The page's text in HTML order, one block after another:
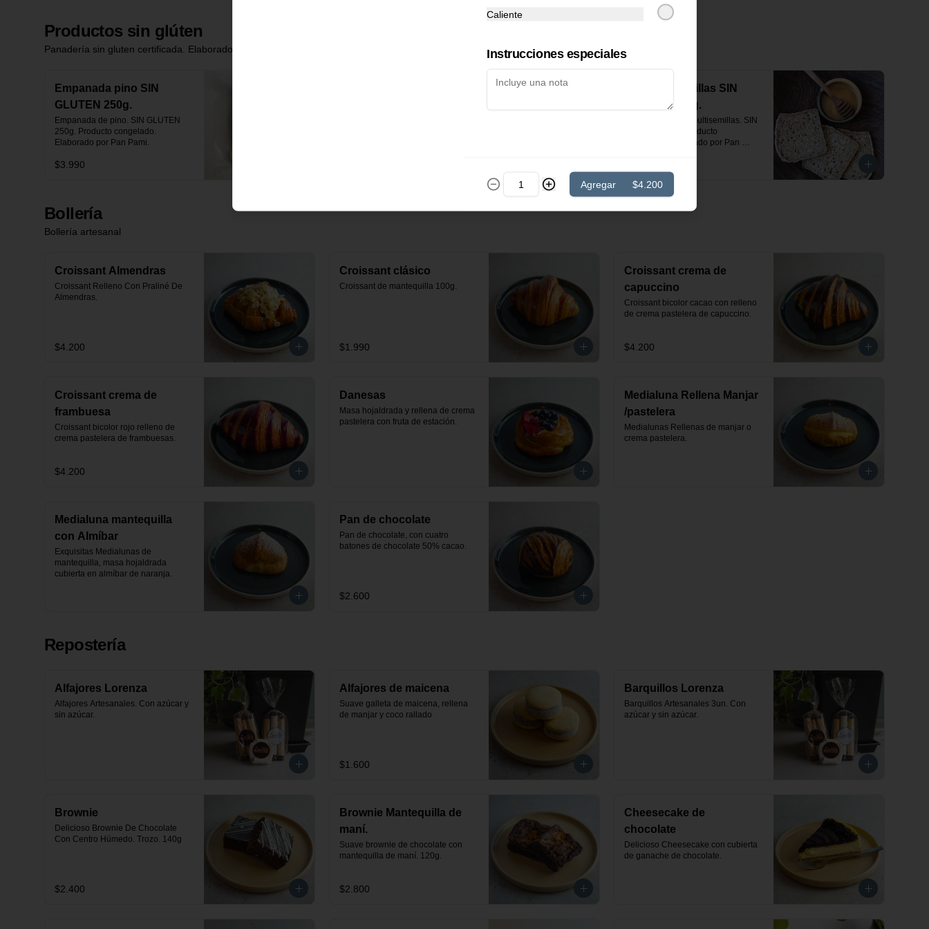
Productos sin glúten
Panadería sin gluten certificada. Elaborados por Panpami.
Empanada pino SIN
GLUTEN 250g.
Empanada de pino. SIN GLUTEN
250g. Producto congelado.
Elaborado por Pan Pami.
$3.990
Pan multisemillas SIN
GLUTEN 500g.
Pan masa madre multisemillas. SIN
GLUTEN 500g. Producto
congelado. Elaborado por Pan
Bollería
Bollería artesanal
Croissant Almendras
Croissant Relleno Con Praliné De
Almendras.
$4.200
Croissant clásico
Croissant de mantequilla 100g.
$1.990
Croissant crema de
capuccino
Croissant bicolor cacao con relleno
de crema pastelera de capuccino.
$4.200
Croissant crema de
frambuesa
Croissant bicolor rojo relleno de
crema pastelera de frambuesas.
$4.200
Danesas
Masa hojaldrada y rellena de crema
pastelera con fruta de estación.
Medialuna Rellena Manjar
/pastelera
Medialunas Rellenas de manjar o
crema pastelera.
Medialuna mantequilla
con Almíbar
Exquisitas Medialunas de
mantequilla, masa hojaldrada
cubierta en almíbar de naranja.
Pan de chocolate
Pan de chocolate, con cuatro
batones de chocolate 50% cacao.
$2.600
Repostería
Alfajores Lorenza
Alfajores Artesanales. Con azúcar y
sin azúcar.
Alfajores de maicena
Suave galleta de maicena, rellena
de manjar y coco rallado
$1.600
Barquillos Lorenza
Barquillos Artesanales 3un. Con
azúcar y sin azúcar.
Brownie
Delicioso Brownie De Chocolate
Con Centro Húmedo. Trozo. 140g
$2.400
Brownie Mantequilla de
maní.
Suave brownie de chocolate con
mantequilla de maní. 120g.
$2.800
Cheesecake de
chocolate
Delicioso Cheesecake con cubierta
de ganache de chocolate.
Caliente
Instrucciones especiales
Agregar $4.200